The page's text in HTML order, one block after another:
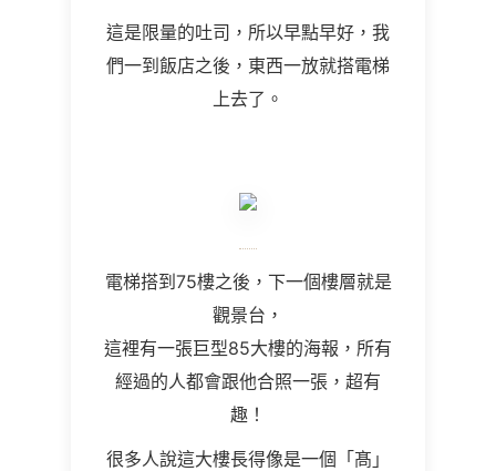
這是限量的吐司，所以早點早好，我
們一到飯店之後，東西一放就搭電梯
上去了。
電梯搭到75樓之後，下一個樓層就是
觀景台，
這裡有一張巨型85大樓的海報，所有
經過的人都會跟他合照一張，超有
趣！
很多人說這大樓長得像是一個「髙」